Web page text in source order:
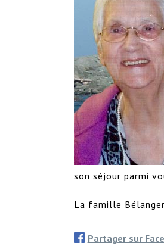
son séjour parmi
La famille Bélanger
Partager sur